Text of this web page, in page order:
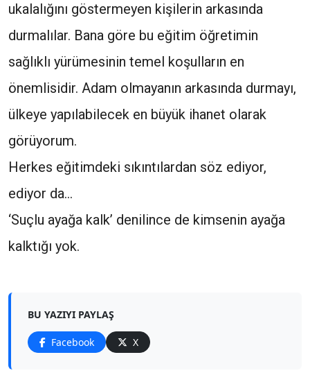
ukalalığını göstermeyen kişilerin arkasında
durmalılar. Bana göre bu eğitim öğretimin
sağlıklı yürümesinin temel koşulların en
önemlisidir. Adam olmayanın arkasında durmayı,
ülkeye yapılabilecek en büyük ihanet olarak
görüyorum.
Herkes eğitimdeki sıkıntılardan söz ediyor,
ediyor da…
‘Suçlu ayağa kalk’ denilince de kimsenin ayağa
kalktığı yok.
BU YAZIYI PAYLAŞ
Facebook X